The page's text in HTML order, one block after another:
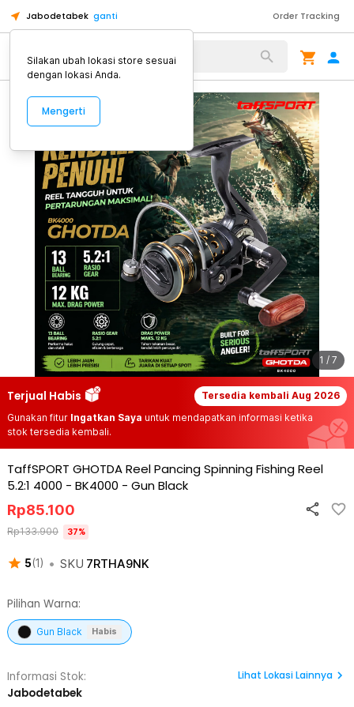
Jabodetabek ganti Order Tracking
Alat Kopi
1 / 7
Terjual Habis Tersedia kembali Aug 2026
Gunakan fitur Ingatkan Saya untuk mendapatkan informasi ketika
stok tersedia kembali.
TaffSPORT GHOTDA Reel Pancing Spinning Fishing Reel
5.2:1 4000 - BK4000 - Gun Black
5(1) • SKU 7RTHA9NK
Rp85.100
Rp133.900 37%
Pilihan Warna:
Gun Black Habis
Informasi Stok:
Jabodetabek
Lihat Lokasi Lainnya
Silakan ubah lokasi store sesuai
dengan lokasi Anda.
Mengerti